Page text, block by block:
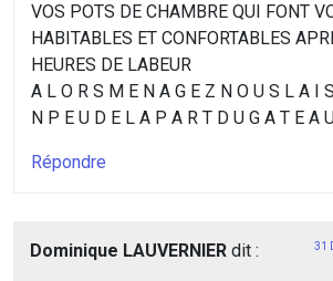
VOS POTS DE CHAMBRE QUI FONT
HABITABLES ET CONFORTABLES
HEURES DE LABEUR
A L O R S M E N A G E Z N O U S L A I
N P E U D E L A P A R T D U G A T E A
Répondre
Dominique LAUVERNIER dit : 31